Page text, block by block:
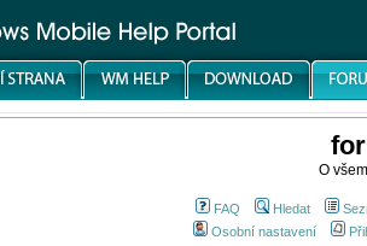
O
FAQ Hledat
Osobní nastavení